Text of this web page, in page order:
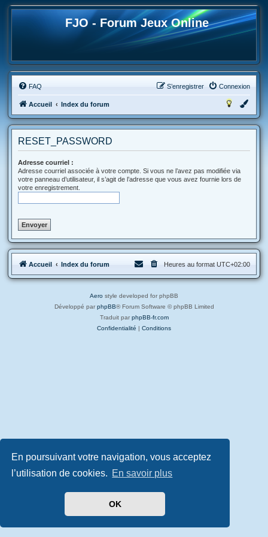
En poursuivant votre navigation, vous acceptez
l’utilisation de cookies. En savoir plus
OK
FJO - Forum Jeux Online
FAQ Connexion
S’enregistrer
Accueil Index du forum
RESET_PASSWORD
Adresse courriel :
Adresse courriel associée à votre compte. Si vous ne l’avez pas modifiée via
votre panneau d’utilisateur, il s’agit de l’adresse que vous avez fournie lors de
votre enregistrement.
Accueil Index du forum Heures au format UTC+02:00
Aero style developed for phpBB
Développé par phpBB® Forum Software © phpBB Limited
Traduit par phpBB-fr.com
Confidentialité | Conditions